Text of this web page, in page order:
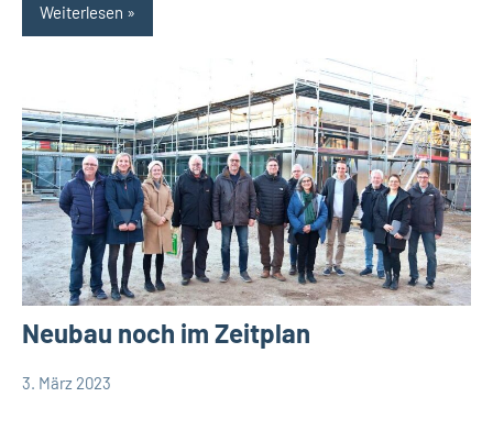
Weiterlesen
Neubau noch im Zeitplan
3. März 2023